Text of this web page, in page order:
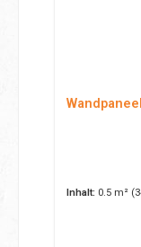
Inhalt: 0.5 m²